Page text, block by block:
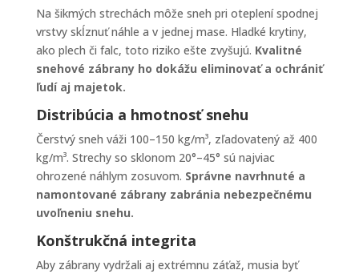
Na šikmých strechách môže sneh pri oteplení spodnej
vrstvy skĺznuť náhle a v jednej mase. Hladké krytiny,
ako plech či falc, toto riziko ešte zvyšujú. Kvalitné
snehové zábrany ho dokážu eliminovať a ochrániť
ľudí aj majetok.
Distribúcia a hmotnosť snehu
Čerstvý sneh váži 100–150 kg/m³, zľadovatený až 400
kg/m³. Strechy so sklonom 20°–45° sú najviac
ohrozené náhlym zosuvom. Správne navrhnuté a
namontované zábrany zabránia nebezpečnému
uvoľneniu snehu.
Konštrukčná integrita
Aby zábrany vydržali aj extrémnu záťaž, musia byť